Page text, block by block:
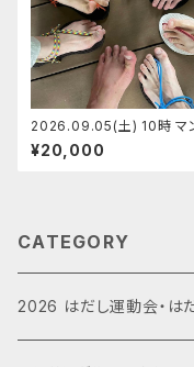
2026.09.05(土) 10時 マ
ンダル代官山店 マンサンダ
ークショップ 【定員7】ゆり
¥20,000
CATEGORY
2026 はだし運動会・は